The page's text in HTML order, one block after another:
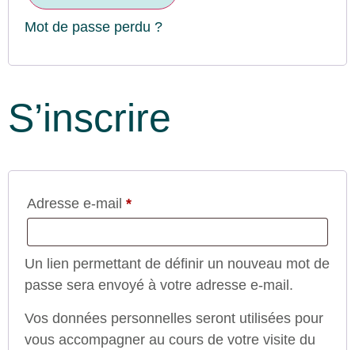
Mot de passe perdu ?
S’inscrire
Adresse e-mail *
Un lien permettant de définir un nouveau mot de
passe sera envoyé à votre adresse e-mail.
Vos données personnelles seront utilisées pour
vous accompagner au cours de votre visite du